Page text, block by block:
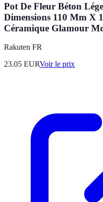
Pot De Fleur Béton
Dimensions 110 Mm X
Céramique Glamour
Rakuten FR
23.05 EURVoir le prix